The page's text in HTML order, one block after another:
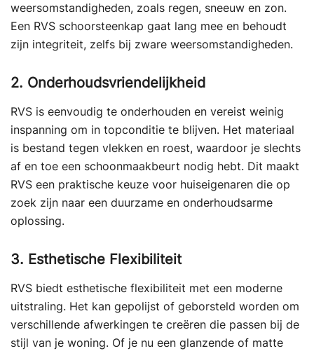
weersomstandigheden, zoals regen, sneeuw en zon.
Een RVS schoorsteenkap gaat lang mee en behoudt
zijn integriteit, zelfs bij zware weersomstandigheden.
2. Onderhoudsvriendelijkheid
RVS is eenvoudig te onderhouden en vereist weinig
inspanning om in topconditie te blijven. Het materiaal
is bestand tegen vlekken en roest, waardoor je slechts
af en toe een schoonmaakbeurt nodig hebt. Dit maakt
RVS een praktische keuze voor huiseigenaren die op
zoek zijn naar een duurzame en onderhoudsarme
oplossing.
3. Esthetische Flexibiliteit
RVS biedt esthetische flexibiliteit met een moderne
uitstraling. Het kan gepolijst of geborsteld worden om
verschillende afwerkingen te creëren die passen bij de
stijl van je woning. Of je nu een glanzende of matte